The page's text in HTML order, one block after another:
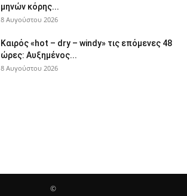
μηνών κόρης...
8 Αυγούστου 2026
Καιρός «hot – dry – windy» τις επόμενες 48
ώρες: Αυξημένος...
8 Αυγούστου 2026
©